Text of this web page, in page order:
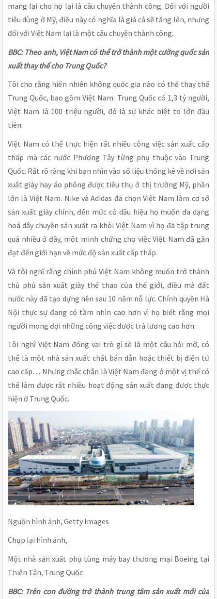
mang lại cho họ lại là câu chuyện thành công. Đối với người
tiêu dùng ở Mỹ, điều này có nghĩa là giá cả sẽ tăng lên, nhưng
đối với Việt Nam lại là một câu chuyện thành công.
BBC: Theo anh, Việt Nam có thể trở thành một cường quốc sản
xuất thay thế cho Trung Quốc?
Tôi cho rằng hiển nhiên không quốc gia nào có thể thay thế
Trung Quốc, bao gồm Việt Nam. Trung Quốc có 1,3 tỷ người,
Việt Nam là 100 triệu người, đó là sự khác biệt to lớn đầu
tiên.
Việt Nam có thể thực hiện rất nhiều công việc sản xuất cấp
thấp mà các nước Phương Tây từng phụ thuộc vào Trung
Quốc. Rất rõ ràng khi bạn nhìn vào số liệu thống kê về nơi sản
xuất giày hay áo phông được tiêu thụ ở thị trường Mỹ, phần
lớn là Việt Nam. Nike và Adidas đã chọn Việt Nam làm cơ sở
sản xuất giày chính, đến mức có dấu hiệu họ muốn đa dạng
hoá dây chuyền sản xuất ra khỏi Việt Nam vì họ đã tập trung
quá nhiều ở đây, một minh chứng cho việc Việt Nam đã gần
đạt đến giới hạn về mức độ sản xuất cấp thấp.
Và tôi nghĩ rằng chính phủ Việt Nam không muốn trở thành
thủ phủ sản xuất giày thể thao của thế giới, điều mà đất
nước này đã tạo dựng nên sau 10 năm nỗ lực. Chính quyền Hà
Nội thực sự đang có tầm nhìn cao hơn vì họ biết rằng mọi
người mong đợi những công việc được trả lương cao hơn.
Tôi nghĩ Việt Nam đóng vai trò gì sẽ là một câu hỏi mở, có
thể là một nhà sản xuất chất bán dẫn hoặc thiết bị điện tử
cao cấp… Nhưng chắc chắn là Việt Nam đang ở một vị thế có
thể làm được rất nhiều hoạt động sản xuất đang được thực
hiện ở Trung Quốc.
Nguồn hình ảnh, Getty Images
Chụp lại hình ảnh,
Một nhà sản xuất phụ tùng máy bay thương mại Boeing tại
Thiên Tân, Trung Quốc
BBC: Trên con đường trở thành trung tâm sản xuất mới của